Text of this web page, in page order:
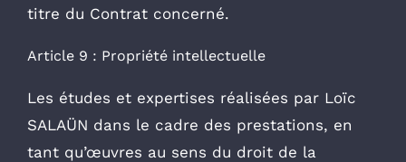
titre du Contrat concerné.
Article 9 : Propriété intellectuelle
Les études et expertises réalisées par Loïc
SALAÜN dans le cadre des prestations, en
tant qu’œuvres au sens du droit de la